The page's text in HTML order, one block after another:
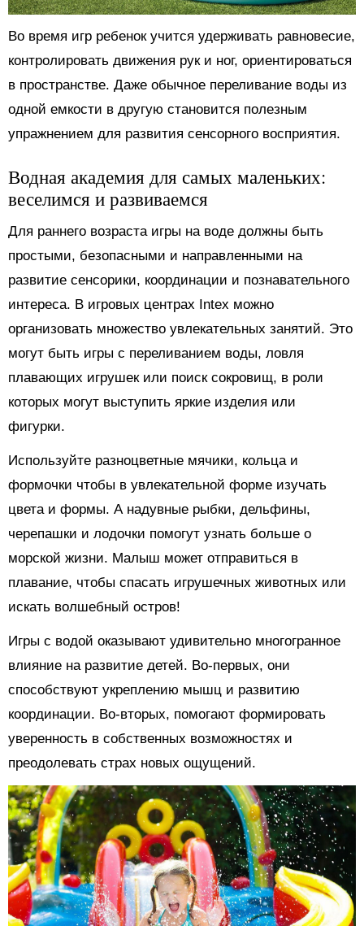
Во время игр ребенок учится удерживать равновесие,
контролировать движения рук и ног, ориентироваться
в пространстве. Даже обычное переливание воды из
одной емкости в другую становится полезным
упражнением для развития сенсорного восприятия.
Водная академия для самых маленьких:
веселимся и развиваемся
Для раннего возраста игры на воде должны быть
простыми, безопасными и направленными на
развитие сенсорики, координации и познавательного
интереса. В игровых центрах Intex можно
организовать множество увлекательных занятий. Это
могут быть игры с переливанием воды, ловля
плавающих игрушек или поиск сокровищ, в роли
которых могут выступить яркие изделия или
фигурки.
Используйте разноцветные мячики, кольца и
формочки чтобы в увлекательной форме изучать
цвета и формы. А надувные рыбки, дельфины,
черепашки и лодочки помогут узнать больше о
морской жизни. Малыш может отправиться в
плавание, чтобы спасать игрушечных животных или
искать волшебный остров!
Игры с водой оказывают удивительно многогранное
влияние на развитие детей. Во-первых, они
способствуют укреплению мышц и развитию
координации. Во-вторых, помогают формировать
уверенность в собственных возможностях и
преодолевать страх новых ощущений.